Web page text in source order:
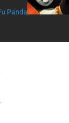
Panda